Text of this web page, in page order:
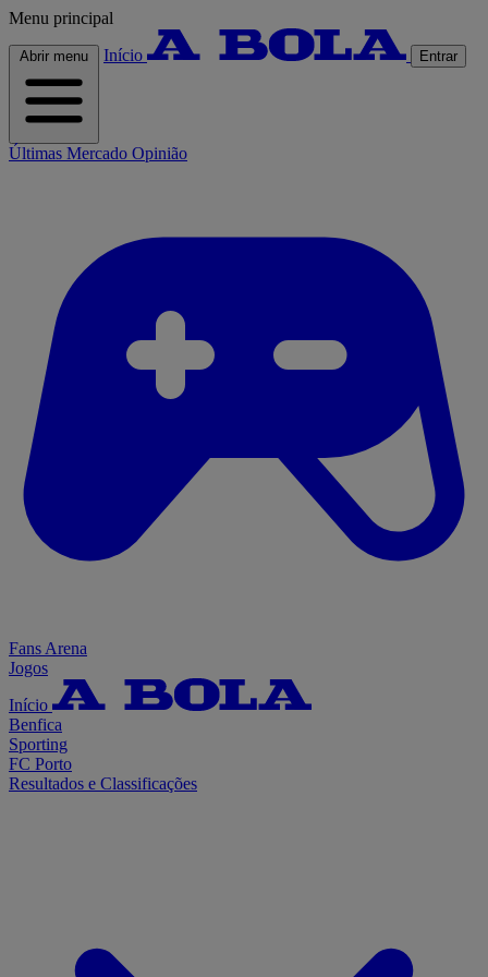
Menu principal
Abrir menu Início Entrar
Últimas Mercado Opinião
Fans Arena
Jogos
Início
Benfica
Sporting
FC Porto
Resultados e Classificações